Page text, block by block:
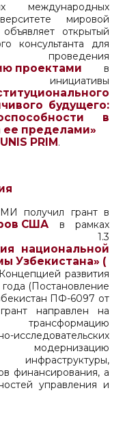
международных
мировой
открытый
консультанта для
проектами в
будущего:
в
ее пределами»
PRIM.
получил грант в
США в рамках
1.3
национальной
Узбекистана» (
развития
(Постановление
ПФ-6097 от
направлен на
модернизацию
финансирования, а
управления и